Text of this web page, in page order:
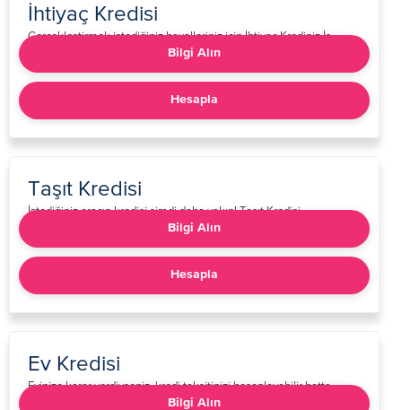
İhtiyaç Kredisi
​​Gerçekleştirmek istediğiniz hayalleriniz için İhtiyaç Krediniz İş
Bilgi Alın
Hesapla
Taşıt Kredisi
​​​​İstediğiniz aracın kredisi şimdi daha yakın! Taşıt Kredisi
başvurunuzu hızlı ve kolayca yapabilirsiniz.​​​​
Bilgi Alın
Hesapla
Ev Kredisi
​​​Evinize karar verdiyseniz, kredi taksitinizi hesaplayabilir hatta
şubemize gitmeden başvurunuzu kolayca yapabilirsiniz.​​​​
Bilgi Alın